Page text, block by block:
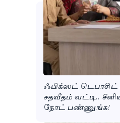
ஃபிக்ஸட் டெபாசிட்
சதவீதம் வட்டி..
நோட் பண்ணுங்க!